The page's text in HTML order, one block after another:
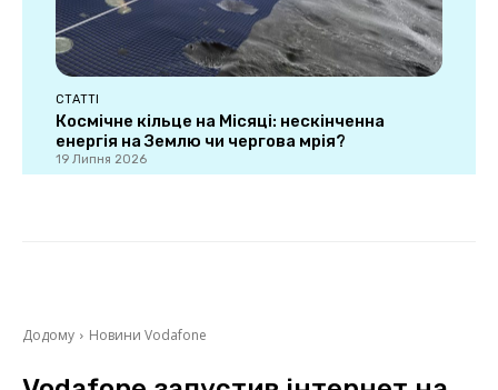
СТАТТІ
Космічне кільце на Місяці: нескінченна
енергія на Землю чи чергова мрія?
19 Липня 2026